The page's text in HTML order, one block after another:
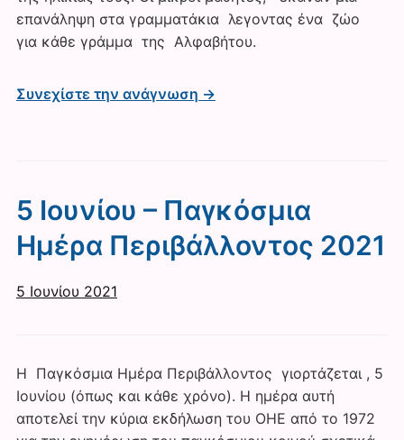
επανάληψη στα γραμματάκια λεγοντας ένα ζώο
για κάθε γράμμα της Αλφαβήτου.
Συνεχίστε την ανάγνωση →
5 Ιουνίου – Παγκόσμια
Ημέρα Περιβάλλοντος 2021
5 Ιουνίου 2021
Η Παγκόσμια Ημέρα Περιβάλλοντος γιορτάζεται , 5
Ιουνίου (όπως και κάθε χρόνο). Η ημέρα αυτή
αποτελεί την κύρια εκδήλωση του ΟΗΕ από το 1972